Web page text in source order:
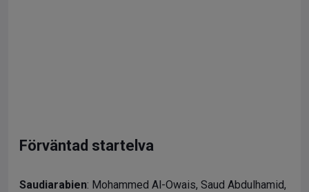
Förväntad startelva
Saudiarabien: Mohammed Al-Owais, Saud Abdulhamid,